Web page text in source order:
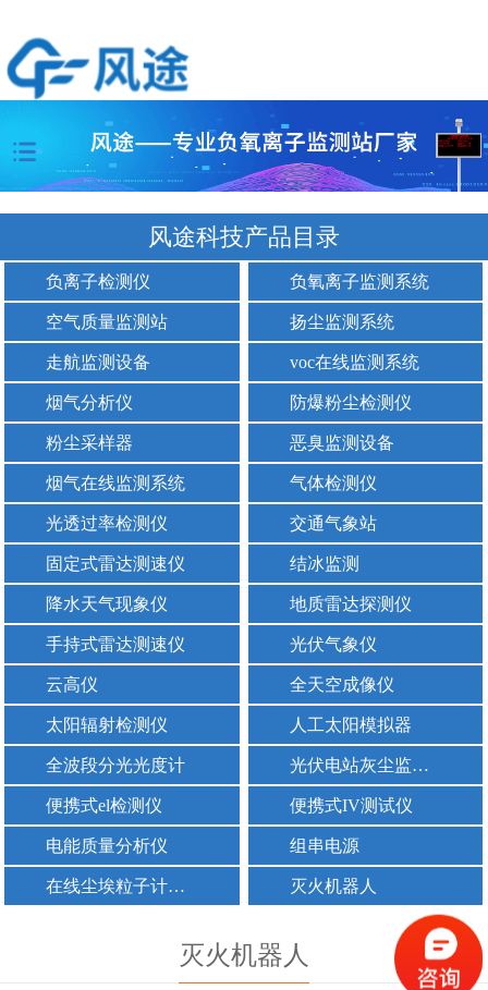
风途科技产品目录
负离子检测仪 负氧离子监测系统
空气质量监测站 扬尘监测系统
走航监测设备 voc在线监测系统
烟气分析仪 防爆粉尘检测仪
粉尘采样器 恶臭监测设备
烟气在线监测系统 气体检测仪
光透过率检测仪 交通气象站
固定式雷达测速仪 结冰监测
降水天气现象仪 地质雷达探测仪
手持式雷达测速仪 光伏气象仪
云高仪 全天空成像仪
太阳辐射检测仪 人工太阳模拟器
全波段分光光度计 光伏电站灰尘监测仪器
便携式el检测仪 便携式IV测试仪
电能质量分析仪 组串电源
在线尘埃粒子计数器 灭火机器人
灭火机器人